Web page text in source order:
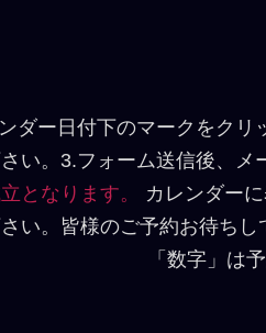
ダー日付下のマークをク
い。3.フォーム送信後、メ
となります。
カレンダー
い。皆様のご予約お待ちし
「数字」は